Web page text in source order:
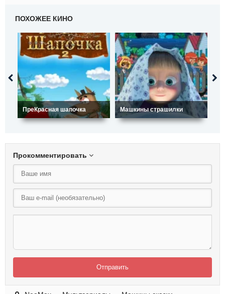
ПОХОЖЕЕ КИНО
ПреКрасная шапочка Машкины страшилки
Прокомментировать
Отправить